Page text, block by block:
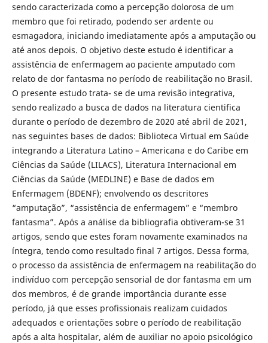
sendo caracterizada como a percepção dolorosa de um
membro que foi retirado, podendo ser ardente ou
esmagadora, iniciando imediatamente após a amputação ou
até anos depois. O objetivo deste estudo é identificar a
assistência de enfermagem ao paciente amputado com
relato de dor fantasma no período de reabilitação no Brasil.
O presente estudo trata- se de uma revisão integrativa,
sendo realizado a busca de dados na literatura cientifica
durante o período de dezembro de 2020 até abril de 2021,
nas seguintes bases de dados: Biblioteca Virtual em Saúde
integrando a Literatura Latino – Americana e do Caribe em
Ciências da Saúde (LILACS), Literatura Internacional em
Ciências da Saúde (MEDLINE) e Base de dados em
Enfermagem (BDENF); envolvendo os descritores
“amputação”, “assistência de enfermagem” e “membro
fantasma”. Após a análise da bibliografia obtiveram-se 31
artigos, sendo que estes foram novamente examinados na
íntegra, tendo como resultado final 7 artigos. Dessa forma,
o processo da assistência de enfermagem na reabilitação do
indivíduo com percepção sensorial de dor fantasma em um
dos membros, é de grande importância durante esse
período, já que esses profissionais realizam cuidados
adequados e orientações sobre o período de reabilitação
após a alta hospitalar, além de auxiliar no apoio psicológico